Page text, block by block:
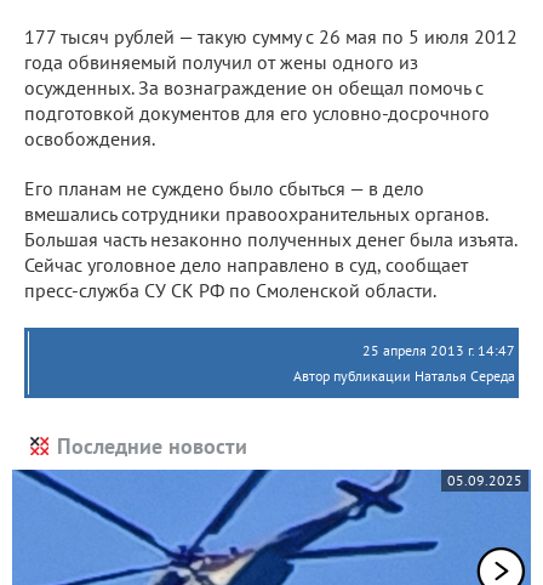
177 тысяч рублей — такую сумму с 26 мая по 5 июля 2012
года обвиняемый получил от жены одного из
осужденных. За вознаграждение он обещал помочь с
подготовкой документов для его условно-досрочного
освобождения.
Его планам не суждено было сбыться — в дело
вмешались сотрудники правоохранительных органов.
Большая часть незаконно полученных денег была изъята.
Сейчас уголовное дело направлено в суд, сообщает
пресс-служба СУ СК РФ по Смоленской области.
25 апреля 2013 г. 14:47
Автор публикации Наталья Середа
Последние новости
05.09.2025